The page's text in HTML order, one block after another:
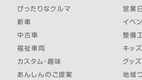
ぴったりなクルマ
新車
中古車
福祉車両
カスタム・趣味
あんしんのご提案
営業
イベ
整備
キッ
グッ
地域